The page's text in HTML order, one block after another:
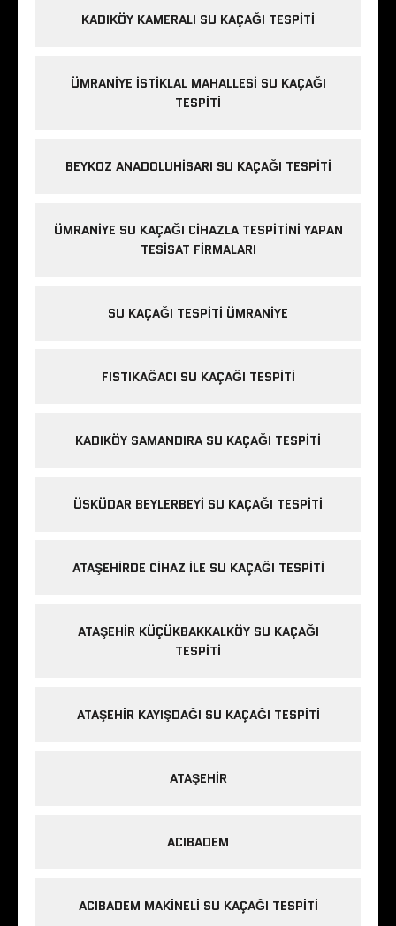
KADIKÖY KAMERALI SU KAÇAĞI TESPITI
ÜMRANIYE İSTIKLAL MAHALLESI SU KAÇAĞI
TESPITI
BEYKOZ ANADOLUHISARI SU KAÇAĞI TESPITI
ÜMRANIYE SU KAÇAĞI CIHAZLA TESPITINI YAPAN
TESISAT FIRMALARI
SU KAÇAĞI TESPITI ÜMRANIYE
FISTIKAĞACI SU KAÇAĞI TESPITI
KADIKÖY SAMANDIRA SU KAÇAĞI TESPITI
ÜSKÜDAR BEYLERBEYI SU KAÇAĞI TESPITI
ATAŞEHIRDE CIHAZ ILE SU KAÇAĞI TESPITI
ATAŞEHIR KÜÇÜKBAKKALKÖY SU KAÇAĞI
TESPITI
ATAŞEHIR KAYIŞDAĞI SU KAÇAĞI TESPITI
ATAŞEHIR
ACIBADEM
ACIBADEM MAKINELI SU KAÇAĞI TESPITI